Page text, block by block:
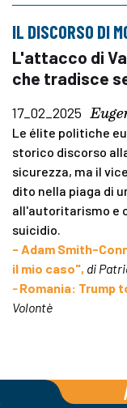
IL DISCORSO DI
L'attacco di
che tradisce
17_02_2025
Le élite politiche
storico discorso
sicurezza, ma il
dito nella piaga di
all'autoritarismo e
suicidio.
- Adam Smith-
il mio caso", di
-Romania: Trump
Volontè